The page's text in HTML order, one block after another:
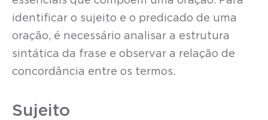
identificar o sujeito e o predicado de uma
oração, é necessário analisar a estrutura
sintática da frase e observar a relação de
concordância entre os termos.
Sujeito